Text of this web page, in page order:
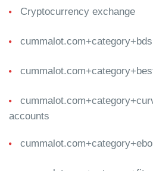
Cryptocurrency exchange
accounts